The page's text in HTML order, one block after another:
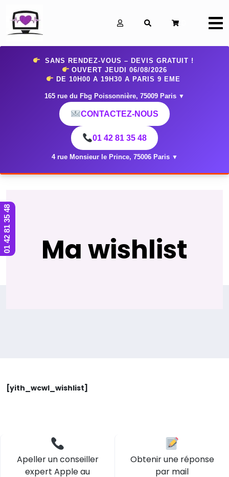
SANS RENDEZ-VOUS – DEVIS GRATUIT !
OUVERT JEUDI 06/08/2026
DE 10H00 A 19H30 A PARIS 9 EME
165 rue du Fbg Poissonnière, 75009 Paris ▼
CONTACTEZ-NOUS
01 42 81 35 48
4 rue Monsieur le Prince, 75006 Paris ▼
Ma wishlist
[yith_wcwl_wishlist]
Apeller un conseiller
expert Apple au
Obtenir une réponse
par mail
01 42 81 35 48